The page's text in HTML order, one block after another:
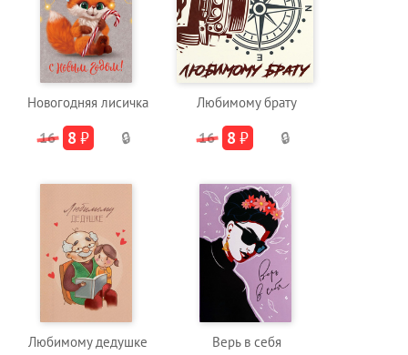
Новогодняя лисичка
16 8 ₽ 🔒
Любимому брату
16 8 ₽ 🔒
Любимому дедушке Верь в себя